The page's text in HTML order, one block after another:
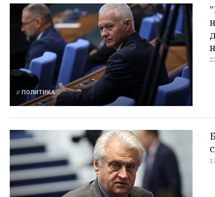
ПОЛИТИКА